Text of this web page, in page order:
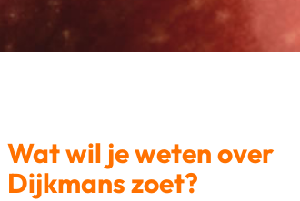
Wat wil je weten over
Dijkmans zoet?